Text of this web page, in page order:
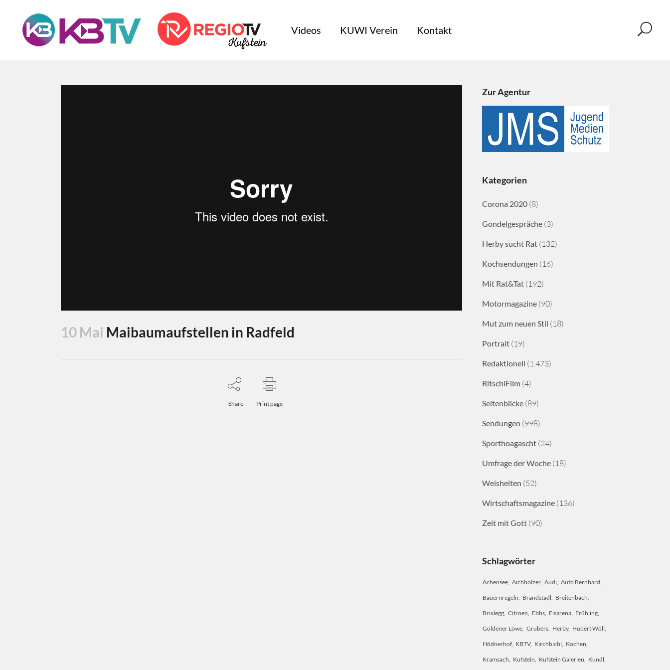
Videos KUWI Verein Kontakt
10 Mai Maibaumaufstellen in Radfeld
Share Print page
Zur Agentur
Kategorien
Corona 2020 (8)
Gondelgespräche (3)
Herby sucht Rat (132)
Kochsendungen (16)
Mit Rat&Tat (192)
Motormagazine (90)
Mut zum neuen Stil (18)
Portrait (19)
Redaktionell (1.473)
RitschiFilm (4)
Seitenblicke (89)
Sendungen (998)
Sporthoagascht (24)
Umfrage der Woche (18)
Weisheiten (52)
Wirtschaftsmagazine (136)
Zeit mit Gott (90)
Schlagwörter
Achensee Aichholzer Audi Auto Bernhard
Bauernregeln Brandstadl Breitenbach
Brixlegg Citroen Ebbs Eisarena Frühling
Goldener Löwe Grubers Herby Hubert Wöll
Hödnerhof KBTV Kirchbichl Kochen
Kramsach Kufstein Kufstein Galerien Kundl